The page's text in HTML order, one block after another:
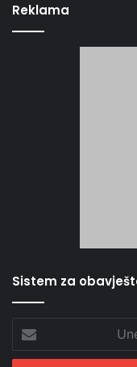
Reklama
Sistem za
Email
adresu